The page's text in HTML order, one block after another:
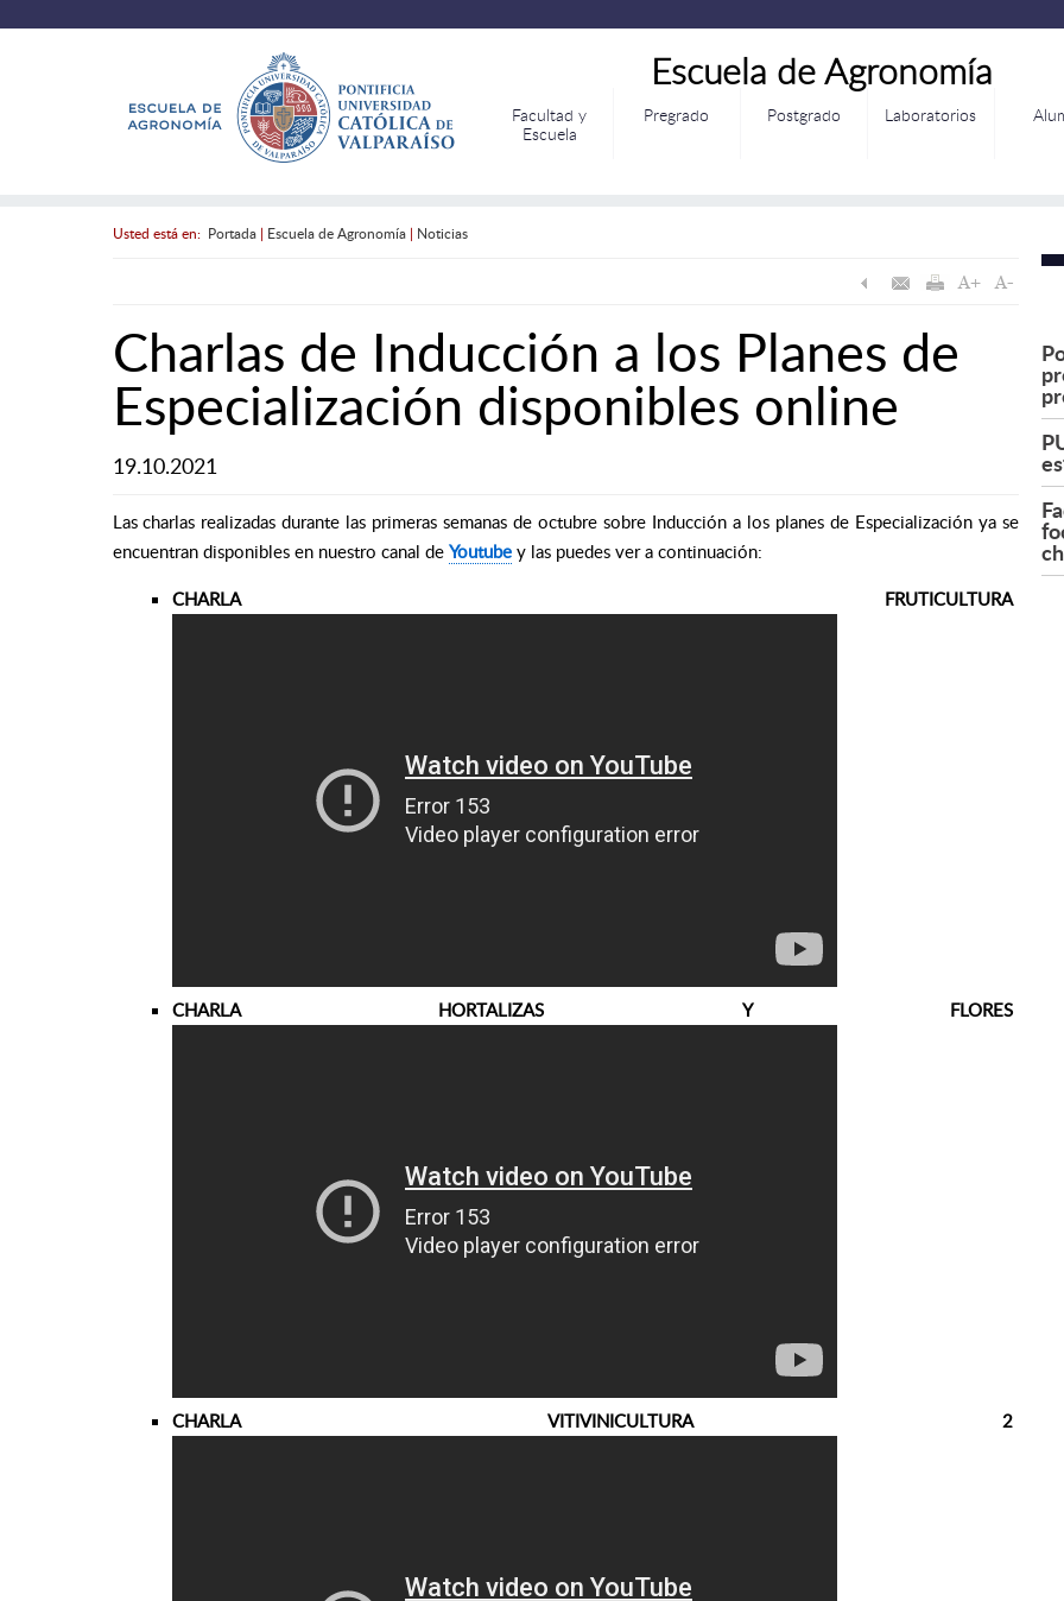
Escuela de Agronomía
Facultad y
Escuela
Pregrado Postgrado Laboratorios
Usted está en: Portada| Escuela de Agronomía| Noticias
Charlas de Inducción a los Planes de
Especialización disponibles online
19.10.2021
Las charlas realizadas durante las primeras semanas de octubre sobre Inducción a los planes de Especialización ya se
encuentran disponibles en nuestro canal de Youtubey las puedes ver a continuación:
CHARLA FRUTICULTURA
CHARLA HORTALIZAS Y FLORES
CHARLA VITIVINICULTURA 2